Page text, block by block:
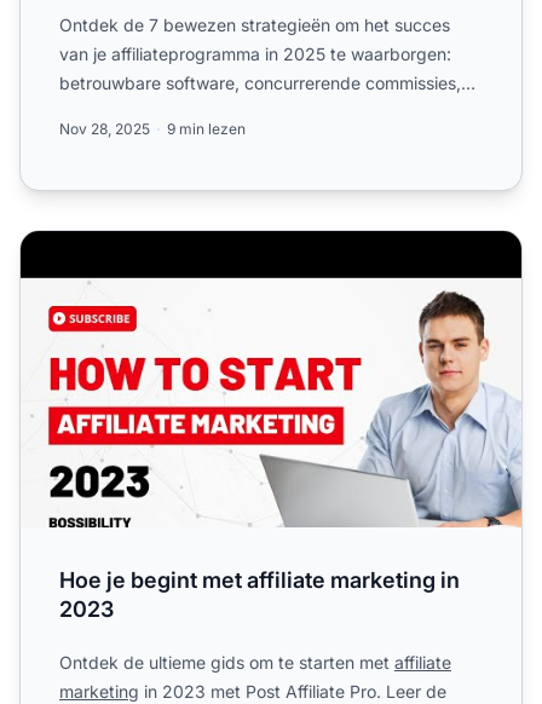
Ontdek de 7 bewezen strategieën om het succes
van je affiliateprogramma in 2025 te waarborgen:
betrouwbare software, concurrerende commissies,
Nov 28, 2025 9 min lezen
Hoe je begint met affiliate marketing in 2023
Hoe je begint met affiliate marketing in
2023
Ontdek de ultieme gids om te starten met affiliate
marketing in 2023 met Post Affiliate Pro. Leer de